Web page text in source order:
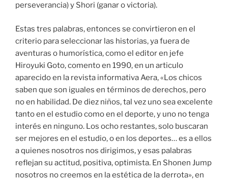
perseverancia) y Shori (ganar o victoria).
Estas tres palabras, entonces se convirtieron en el
criterio para seleccionar las historias, ya fuera de
aventuras o humorística, como el editor en jefe
Hiroyuki Goto, comento en 1990, en un articulo
aparecido en la revista informativa Aera, «Los chicos
saben que son iguales en términos de derechos, pero
no en habilidad. De diez niños, tal vez uno sea excelente
tanto en el estudio como en el deporte, y uno no tenga
interés en ninguno. Los ocho restantes, solo buscaran
ser mejores en el estudio, o en los deportes… es a ellos
a quienes nosotros nos dirigimos, y esas palabras
reflejan su actitud, positiva, optimista. En Shonen Jump
nosotros no creemos en la estética de la derrota», en